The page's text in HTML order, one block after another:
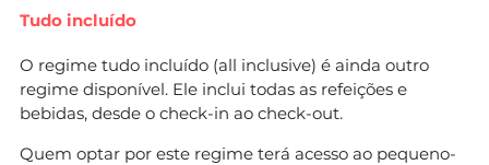
Tudo incluído
O regime tudo incluído (all inclusive) é ainda outro
regime disponível. Ele inclui todas as refeições e
bebidas, desde o check-in ao check-out.
Quem optar por este regime terá acesso ao pequeno-